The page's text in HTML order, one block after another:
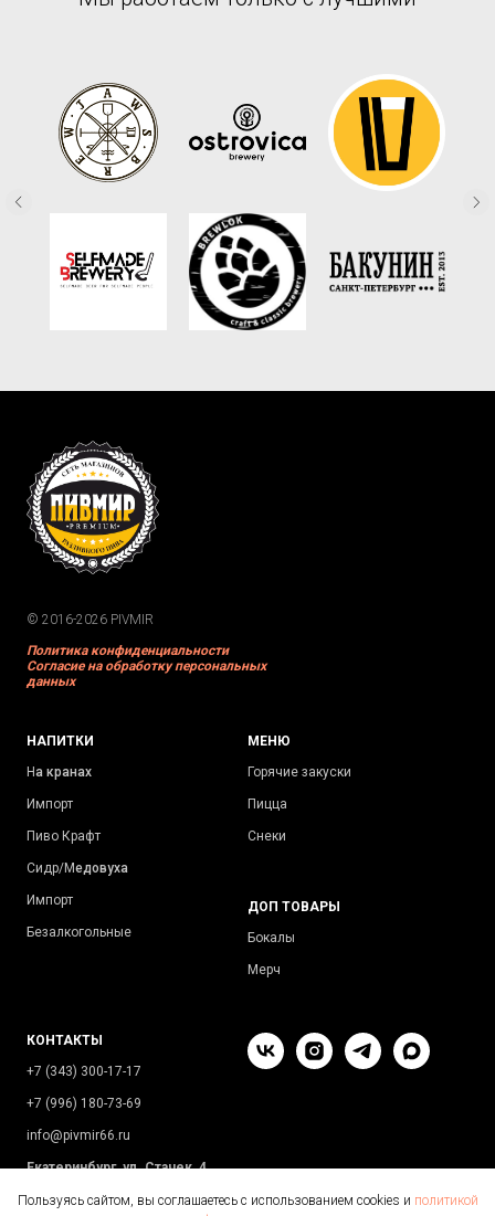
© 2016-2026 PIVMIR
Политика конфиденциальности
Согласие на обработку персональных
данных
НАПИТКИ
На кранах
Импорт
Пиво Крафт
Сидр/Медовуха
Импорт
Безалкогольные
МЕНЮ
Горячие закуски
Пицца
Снеки
ДОП ТОВАРЫ
Бокалы
Мерч
КОНТАКТЫ
+7 (343) 300-17-17
+7 (996) 180-73-69
info@pivmir66.ru
Екатеринбург, ул. Стачек, 4
Пользуясь сайтом, вы соглашаетесь с использованием cookies и политикой